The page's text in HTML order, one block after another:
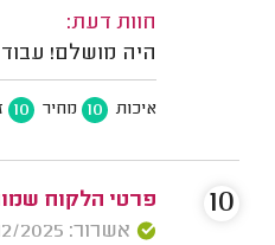
חוות דעת:
היה מושלם!
איכות 10 מחיר 10
פרטי הלקוח
אשרור: 20/12/2025
10